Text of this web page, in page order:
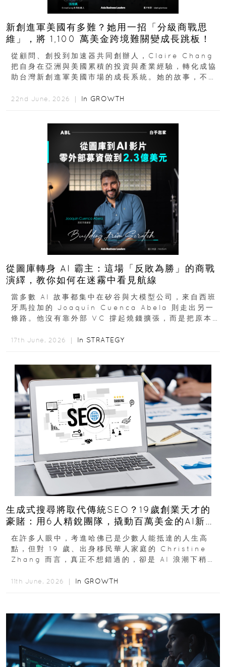
新創進軍美國有多難？她用一招「分級商戰思
維」，將 1,100 萬美金跨境難關變成長跳板！
從顧問、創投到加速器共同創辦人，Claire Chang
把自身在亞洲與美國累積的投資與產業經驗，轉化成協
助台灣新創進軍美國市場的成長系統。她的故事，不只
22nd June, 2026 ｜ In GROWTH
從圖庫轉身 AI 霸主：這場「反敗為勝」的商戰
演繹，教你如何在迷霧中看見航線
當多數 AI 故事都集中在矽谷與大模型公司，來自西班
牙馬拉加的 Joaquín Cuenca Abela 則走出另一
條路。他沒有靠外部 VC 撐起燒錢擴張，而是把原本
17th June, 2026 ｜ In STRATEGY
生成式搜尋將取代傳統SEO？19歲創業天才的
豪賭：用6人精銳團隊，撬動百萬美金的AI新商
機
在許多人眼中，考進哈佛已是少數人能抵達的人生高
點，但對 19 歲、出身移民華人家庭的 Christine
Zhang 而言，真正不想錯過的，卻是 AI 浪潮下稍縱
11th June, 2026 ｜ In GROWTH